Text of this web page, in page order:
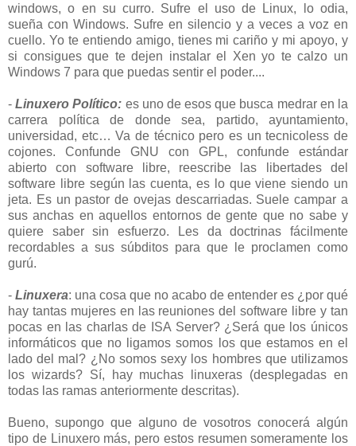
windows, o en su curro. Sufre el uso de Linux, lo odia,
sueña con Windows. Sufre en silencio y a veces a voz en
cuello. Yo te entiendo amigo, tienes mi cariño y mi apoyo, y
si consigues que te dejen instalar el Xen yo te calzo un
Windows 7 para que puedas sentir el poder....
-Linuxero Político: es uno de esos que busca medrar en la
carrera política de donde sea, partido, ayuntamiento,
universidad, etc… Va de técnico pero es un tecnicoless de
cojones. Confunde GNU con GPL, confunde estándar
abierto con software libre, reescribe las libertades del
software libre según las cuenta, es lo que viene siendo un
jeta. Es un pastor de ovejas descarriadas. Suele campar a
sus anchas en aquellos entornos de gente que no sabe y
quiere saber sin esfuerzo. Les da doctrinas fácilmente
recordables a sus súbditos para que le proclamen como
gurú.
- Linuxera: una cosa que no acabo de entender es ¿por qué
hay tantas mujeres en las reuniones del software libre y tan
pocas en las charlas de ISA Server? ¿Será que los únicos
informáticos que no ligamos somos los que estamos en el
lado del mal? ¿No somos sexy los hombres que utilizamos
los wizards? Sí, hay muchas linuxeras (desplegadas en
todas las ramas anteriormente descritas).
Bueno, supongo que alguno de vosotros conocerá algún
tipo de Linuxero más, pero estos resumen someramente los